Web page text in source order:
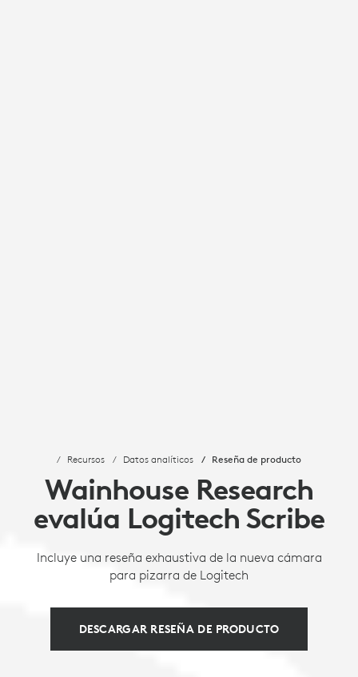
Recursos Datos analíticos Reseña de producto
Wainhouse Research
evalúa Logitech Scribe
Incluye una reseña exhaustiva de la nueva cámara
para pizarra de Logitech
DESCARGAR RESEÑA DE PRODUCTO